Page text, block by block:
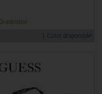
1 Color disponible